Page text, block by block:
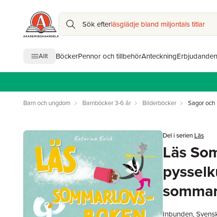
Sök efterläsglädje bland miljontals titlar
Allt BöckerPennor och tillbehörAnteckningErbjudanden
Barn och ungdom Barnböcker 3-6 år Bilderböcker Sagor
Del i serien Läs
Läs
Inbunden,